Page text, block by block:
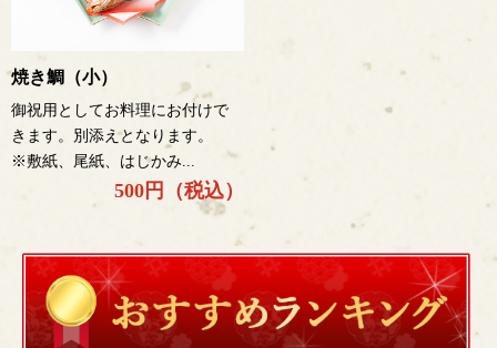
焼き鯛（小）
御祝用としてお料理にお付けで
きます。別添えとなります。
※敷紙、尾紙、はじかみ...
500円（税込）